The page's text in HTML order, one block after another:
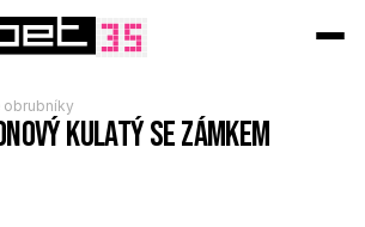
obrubníky
kulatý se zámkem